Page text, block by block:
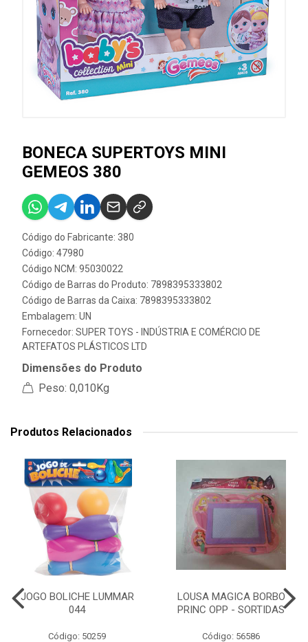
BONECA SUPERTOYS MINI
GEMEOS 380
Código do Fabricante: 380
Código: 47980
Código NCM: 95030022
Código de Barras do Produto: 7898395333802
Código de Barras da Caixa: 7898395333802
Embalagem: UN
Fornecedor: SUPER TOYS - INDÚSTRIA E COMÉRCIO DE
ARTEFATOS PLÁSTICOS LTD
Dimensões do Produto
Peso: 0,010Kg
Produtos Relacionados
JOGO BOLICHE LUMMAR
044
Código: 50259
LOUSA MAGICA BORBO
PRINC OPP - SORTIDAS
Código: 56586